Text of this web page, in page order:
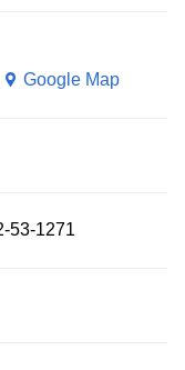
Google Map
53-1271